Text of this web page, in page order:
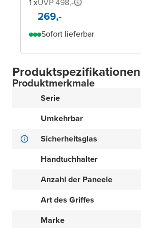
269,-
Sofort lieferbar
Produktspezifikationen
Produktmerkmale
Serie
Umkehrbar
Sicherheitsglas
Handtuchhalter
Anzahl der Paneele
Art des Griffes
Marke